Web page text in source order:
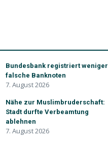
Bundesbank registriert weniger
falsche Banknoten
7. August 2026
Nähe zur Muslimbruderschaft:
Stadt durfte Verbeamtung
ablehnen
7. August 2026